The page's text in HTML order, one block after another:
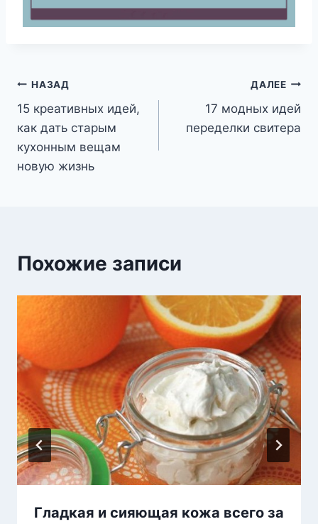
Навигация
по
записям
НАЗАД
15 креативных идей,
как дать старым
кухонным вещам
новую жизнь
ДАЛЕЕ
17 модных идей
переделки свитера
Похожие записи
Гладкая и сияющая кожа всего за